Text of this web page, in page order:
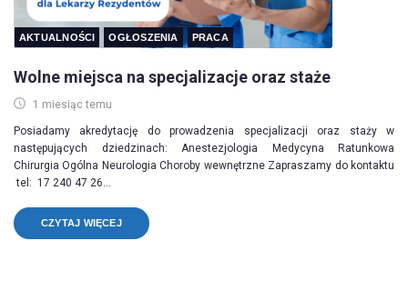
AKTUALNOŚCI OGŁOSZENIA PRACA
Wolne miejsca na specjalizacje oraz staże
1 miesiąc temu
Posiadamy akredytację do prowadzenia specjalizacji oraz staży w
następujących dziedzinach: Anestezjologia Medycyna Ratunkowa
Chirurgia Ogólna Neurologia Choroby wewnętrzne Zapraszamy do kontaktu
tel: 17 240 47 26...
CZYTAJ WIĘCEJ